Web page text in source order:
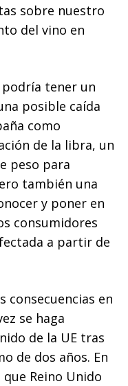
sobre nuestro
del vino en
podría tener un
posible caída
como
de la libra, un
peso para
también una
y poner en
consumidores
a partir de
consecuencias en
se haga
de la UE tras
de dos años. En
Reino Unido